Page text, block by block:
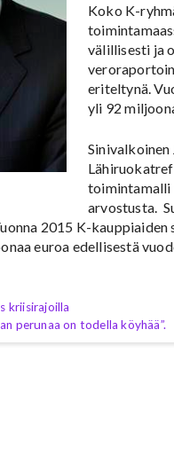
Koko K-
välillisesti ja
eriteltynä.
yli 92
toimintamalli
arvostusta.
2015 K-
euroa edellisestä
kriisirajoilla
perunaa on todella köyhää”.